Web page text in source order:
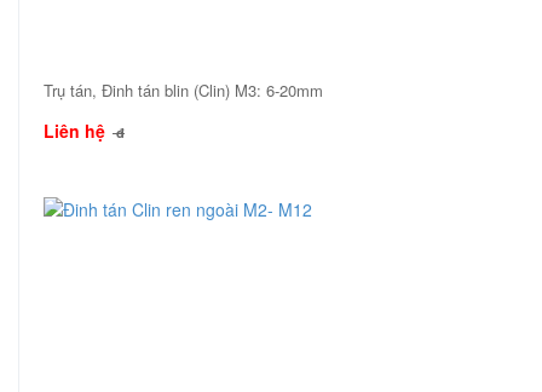
Trụ tán, Đinh tán blin (Clin) M3: 6-20mm
Liên hệ đ